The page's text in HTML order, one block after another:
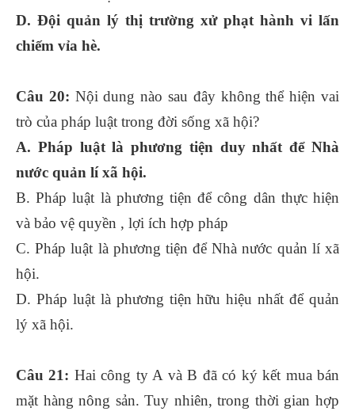
D. Đội quản lý thị trường xử phạt hành vi lấn
chiếm vỉa hè.
Câu 20: Nội dung nào sau đây không thể hiện vai
trò của pháp luật trong đời sống xã hội?
A. Pháp luật là phương tiện duy nhất để Nhà
nước quản lí xã hội.
B. Pháp luật là phương tiện để công dân thực hiện
và bảo vệ quyền , lợi ích hợp pháp
C. Pháp luật là phương tiện để Nhà nước quản lí xã
hội.
D. Pháp luật là phương tiện hữu hiệu nhất để quản
lý xã hội.
Câu 21: Hai công ty A và B đã có ký kết mua bán
mặt hàng nông sản. Tuy nhiên, trong thời gian hợp